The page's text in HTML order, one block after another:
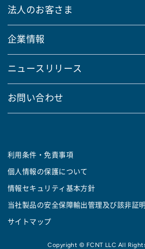
法人のお客さま
企業情報
ニュースリリース
お問い合わせ
利用条件・免責事項
個人情報の保護について
情報セキュリティ基本方針
当社製品の安全保障輸出管理及び該非証
サイトマップ
Copyright © FCNT LLC All